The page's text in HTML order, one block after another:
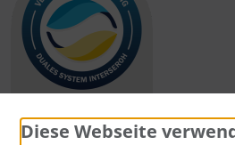
Diese Webseite